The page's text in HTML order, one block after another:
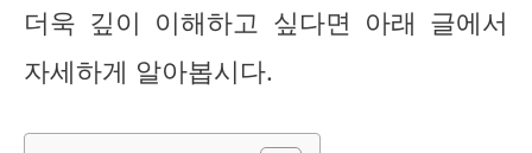
더욱 깊이 이해하고 싶다면 아래 글에서
자세하게 알아봅시다.